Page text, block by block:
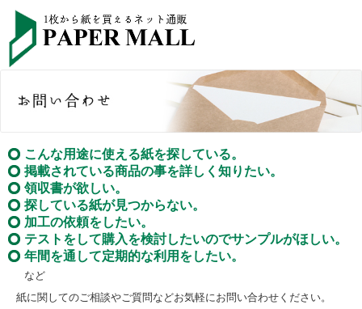
こんな用途に使える紙を探している。
掲載されている商品の事を詳しく知りたい。
領収書が欲しい。
探している紙が見つからない。
加工の依頼をしたい。
テストをして購入を検討したいのでサンプルがほしい。
年間を通して定期的な利用をしたい。
など
紙に関してのご相談やご質問などお気軽にお問い合わせください。